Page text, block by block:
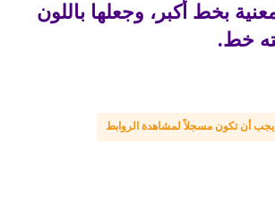
بخط أكبر، وجعلها باللون
خط.
يجب أن تكون مسجلاً لمشاهدة الروابط